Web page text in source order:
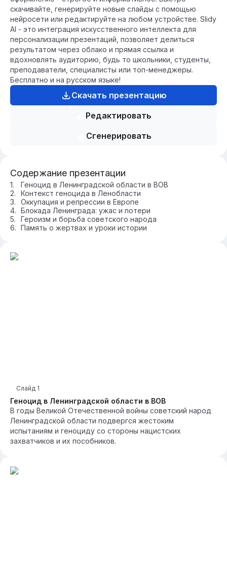
скачивайте, генерируйте новые слайды с помощью
нейросети или редактируйте на любом устройстве. Slidy
AI - это интеграция искусственного интеллекта для
персонализации презентаций, позволяет делиться
результатом через облако и прямая ссылка и
вдохновлять аудиторию, будь то школьники, студенты,
преподаватели, специалисты или топ-менеджеры.
Бесплатно и на русском языке!
Скачать презентацию
Редактировать
Сгенерировать
Содержание презентации
Геноцид в Ленинградской области в ВОВ
Контекст геноцида в Ленобласти
Оккупация и репрессии в Европе
Блокада Ленинграда: ужас и потери
Героизм и борьба советского народа
Память о жертвах и уроки истории
Геноцид в Ленинградской области в ВОВ
Слайд 1
В годы Великой Отечественной войны советский народ
Ленинградской области подвергся жестоким
испытаниям и геноциду со стороны нацистских
захватчиков и их пособников.